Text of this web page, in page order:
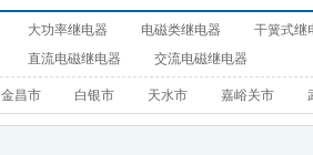
大功率继电器 电磁类继电器
干簧式继
直流电磁继电器 交流电磁继电器
金昌市 白银市 天水市 嘉峪关市